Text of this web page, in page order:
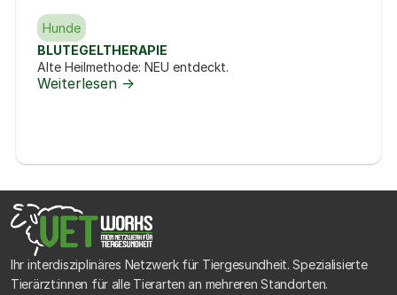
Hunde
BLUTEGELTHERAPIE
Alte Heilmethode: NEU entdeckt.
Weiterlesen ->
Ihr interdisziplinäres Netzwerk für Tiergesundheit. Spezialisierte
Tierärzt:innen für alle Tierarten an mehreren Standorten.